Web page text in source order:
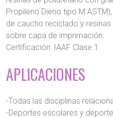
Propileno Dieno tipo M
de caucho reciclado y
sobre capa de imprimación.
Certificación: IAAF Clase 1
APLICACIONES
-Todas las disciplinas
-Deportes escolares y